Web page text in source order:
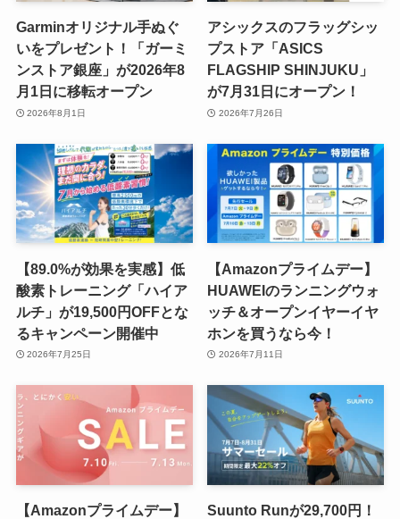
Garminオリジナル手ぬぐ
いをプレゼント！「ガーミ
ンストア銀座」が2026年8
月1日に移転オープン
2026年8月1日
アシックスのフラッグシッ
プストア「ASICS
FLAGSHIP SHINJUKU」
が7月31日にオープン！
2026年7月26日
【89.0%が効果を実感】低
酸素トレーニング「ハイア
ルチ」が19,500円OFFとな
るキャンペーン開催中
2026年7月25日
【Amazonプライムデー】
HUAWEIのランニングウォ
ッチ＆オープンイヤーイヤ
ホンを買うなら今！
2026年7月11日
【Amazonプライムデー】
Suunto Runが29,700円！